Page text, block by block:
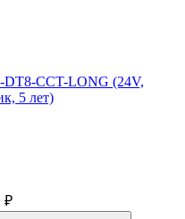
DT8-CCT-LONG (24V,
5 лет)
₽